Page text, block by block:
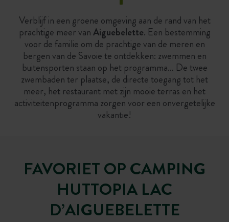
Verblijf in een groene omgeving aan de rand van het
prachtige meer vanAiguebelette. Een bestemming
voor de familie om de prachtige van de meren en
bergen van de Savoie te ontdekken: zwemmen en
buitensporten staan op het programma… De twee
zwembaden ter plaatse, de directe toegang tot het
meer, het restaurant met zijn mooie terras en het
activiteitenprogramma zorgen voor een onvergetelijke
vakantie!
FAVORIET OP CAMPING
HUTTOPIA LAC
D’AIGUEBELETTE